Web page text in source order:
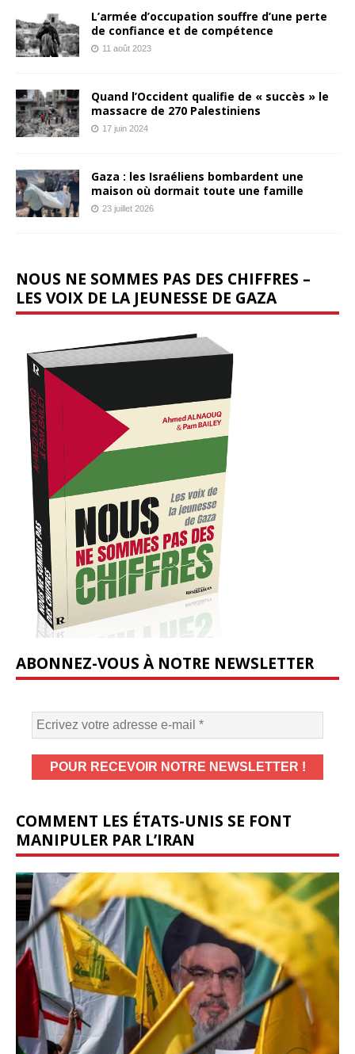
L’armée d’occupation souffre d’une perte
de confiance et de compétence
11 août 2023
Quand l’Occident qualifie de « succès » le
massacre de 270 Palestiniens
17 juin 2024
Gaza : les Israéliens bombardent une
maison où dormait toute une famille
23 juillet 2026
NOUS NE SOMMES PAS DES CHIFFRES –
LES VOIX DE LA JEUNESSE DE GAZA
ABONNEZ-VOUS À NOTRE NEWSLETTER
COMMENT LES ÉTATS-UNIS SE FONT
MANIPULER PAR L’IRAN